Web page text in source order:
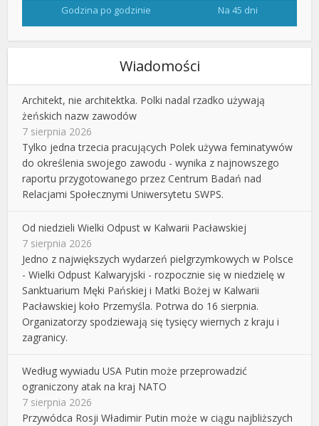
Godzina po godzinie Na 45 dni
Wiadomości
Architekt, nie architektka. Polki nadal rzadko używają
żeńskich nazw zawodów
7 sierpnia 2026
Tylko jedna trzecia pracujących Polek używa feminatywów
do określenia swojego zawodu - wynika z najnowszego
raportu przygotowanego przez Centrum Badań nad
Relacjami Społecznymi Uniwersytetu SWPS.
Od niedzieli Wielki Odpust w Kalwarii Pacławskiej
7 sierpnia 2026
Jedno z największych wydarzeń pielgrzymkowych w Polsce
- Wielki Odpust Kalwaryjski - rozpocznie się w niedzielę w
Sanktuarium Męki Pańskiej i Matki Bożej w Kalwarii
Pacławskiej koło Przemyśla. Potrwa do 16 sierpnia.
Organizatorzy spodziewają się tysięcy wiernych z kraju i
zagranicy.
Według wywiadu USA Putin może przeprowadzić
ograniczony atak na kraj NATO
7 sierpnia 2026
Przywódca Rosji Władimir Putin może w ciągu najbliższych